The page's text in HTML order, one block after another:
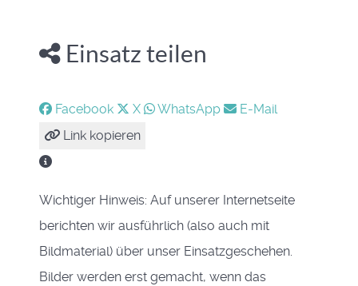
Einsatz teilen
Facebook X WhatsApp
E-Mail
Link kopieren
Wichtiger Hinweis: Auf unserer Internetseite
berichten wir ausführlich (also auch mit
Bildmaterial) über unser Einsatzgeschehen.
Bilder werden erst gemacht, wenn das